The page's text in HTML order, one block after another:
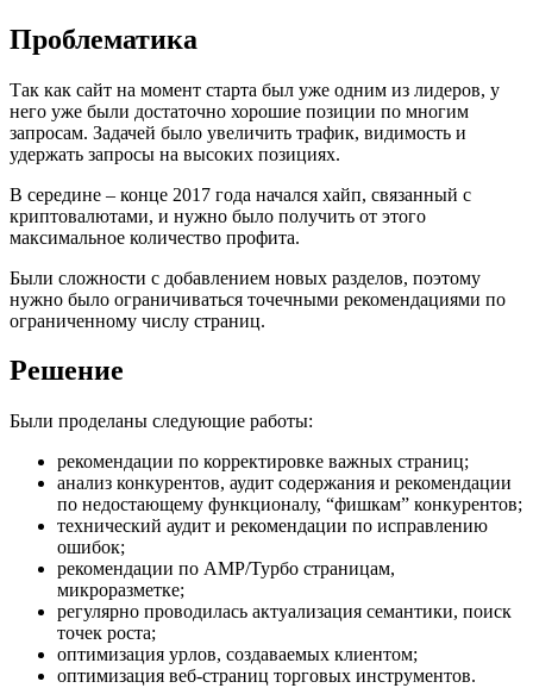
Проблематика
Так как сайт на момент старта был уже одним из лидеров, у
него уже были достаточно хорошие позиции по многим
запросам. Задачей было увеличить трафик, видимость и
удержать запросы на высоких позициях.
В середине – конце 2017 года начался хайп, связанный с
криптовалютами, и нужно было получить от этого
максимальное количество профита.
Были сложности с добавлением новых разделов, поэтому
нужно было ограничиваться точечными рекомендациями по
ограниченному числу страниц.
Решение
Были проделаны следующие работы:
рекомендации по корректировке важных страниц;
анализ конкурентов, аудит содержания и рекомендации
по недостающему функционалу, “фишкам” конкурентов;
технический аудит и рекомендации по исправлению
ошибок;
рекомендации по AMP/Турбо страницам,
микроразметке;
регулярно проводилась актуализация семантики, поиск
точек роста;
оптимизация урлов, создаваемых клиентом;
оптимизация веб-страниц торговых инструментов.